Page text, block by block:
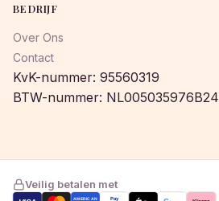
BEDRIJF
Over Ons
Contact
KvK-nummer: 95560319
BTW-nummer: NL005035976B24
Veilig betalen met
AMERICAN Pay